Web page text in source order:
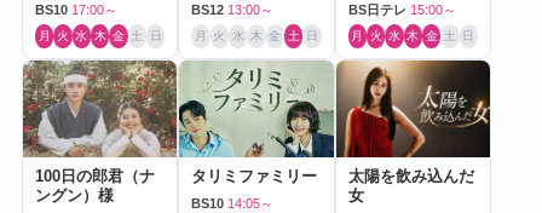
BS10 17:00～
月 火 水 木 金 土 日
BS12 13:00～
月 火 水 木 金 土 日
BS日テレ 15:00～
月 火 水 木 金 土 日
100日の郎君（ナ
ングン）様
タリミファミリー
BS10 14:05～
太陽を飲み込んだ
女